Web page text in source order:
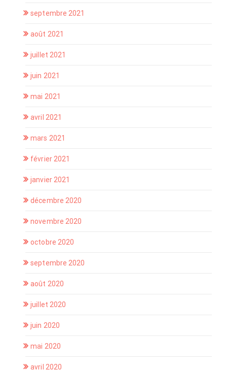
septembre 2021
août 2021
juillet 2021
juin 2021
mai 2021
avril 2021
mars 2021
février 2021
janvier 2021
décembre 2020
novembre 2020
octobre 2020
septembre 2020
août 2020
juillet 2020
juin 2020
mai 2020
avril 2020